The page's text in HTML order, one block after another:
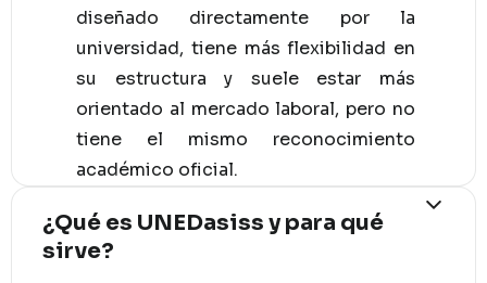
diseñado directamente por la
universidad, tiene más flexibilidad en
su estructura y suele estar más
orientado al mercado laboral, pero no
tiene el mismo reconocimiento
académico oficial.
¿Qué es UNEDasiss y para qué
sirve?